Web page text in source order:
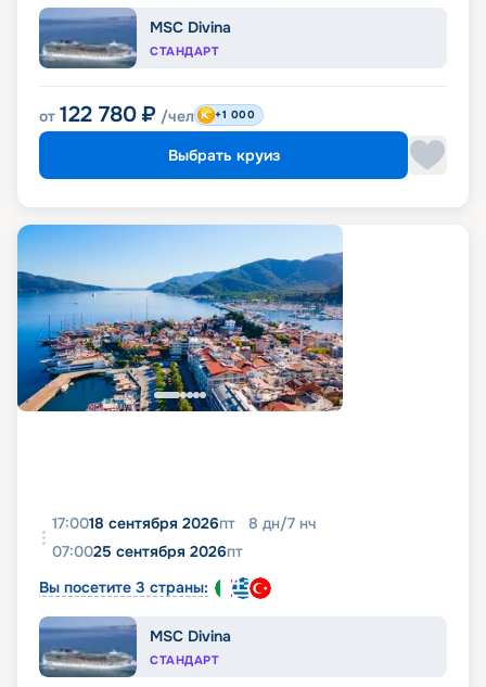
MSC Divina
СТАНДАРТ
от 122 780 ₽ /чел +1 000
Выбрать круиз
17:0018 сентября 2026пт 8 дн/7 нч
07:0025 сентября 2026пт
Вы посетите 3 страны:
MSC Divina
СТАНДАРТ